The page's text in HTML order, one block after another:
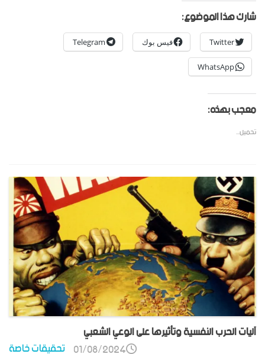
شارك هذا الموضوع:
Twitter فيس بوك Telegram
WhatsApp
معجب بهذه:
تحميل...
آليات الحرب النفسية وتأثيرها على الوعي الشعبي
تحقيقات خاصة